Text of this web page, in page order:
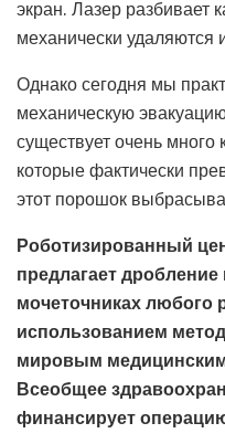
экран. Лазер разбивает
механически
Однако сегодня мы
механическую
существует очень много
которые фактически
этот порошок
Роботизированный
предлагает
мочеточниках любого
использованием
мировым
Всеобщее
финансирует